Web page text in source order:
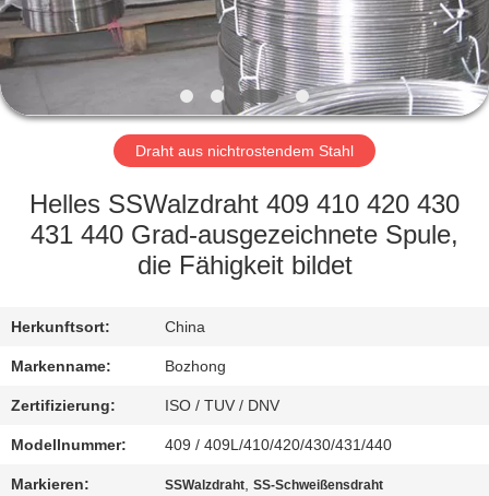
ÜBER
UNS
FABRIK-
AUSFLUG
QUALITÄTSKONTROLLE
SIE
MIT
UNS
IN
VERBINDUNG
Draht aus nichtrostendem Stahl
Helles SSWalzdraht 409 410 420 430
431 440 Grad-ausgezeichnete Spule,
die Fähigkeit bildet
Herkunftsort: China
Markenname: Bozhong
Zertifizierung: ISO / TUV / DNV
Modellnummer: 409 / 409L/410/420/430/431/440
Markieren: SSWalzdraht,SS-Schweißensdraht